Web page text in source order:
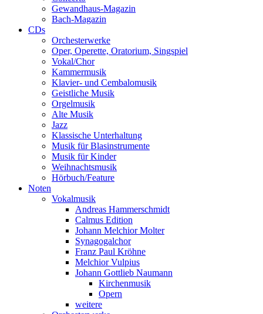
Gewandhaus-Magazin
Bach-Magazin
CDs
Orchesterwerke
Oper, Operette, Oratorium, Singspiel
Vokal/Chor
Kammermusik
Klavier- und Cembalomusik
Geistliche Musik
Orgelmusik
Alte Musik
Jazz
Klassische Unterhaltung
Musik für Blasinstrumente
Musik für Kinder
Weihnachtsmusik
Hörbuch/Feature
Noten
Vokalmusik
Andreas Hammerschmidt
Calmus Edition
Johann Melchior Molter
Synagogalchor
Franz Paul Kröhne
Melchior Vulpius
Johann Gottlieb Naumann
Kirchenmusik
Opern
weitere